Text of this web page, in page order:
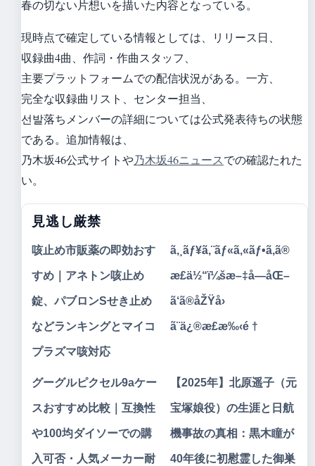
春の切ない片想いを描いた内容となっている。
現時点で確定している情報としては、リリース日、
収録曲4曲、作詞・作曲スタッフ、
主要プラットフォームでの配信状況がある。一方、
完全な収録曲リスト、センター担当、
선발落ちメンバーの詳細については公式発表待ちの状態
である。追加情報は、
乃木坂46公式サイトや乃木坂46ニュースでの確認たれた
い。
見逃し厳禁
咳止め市販薬の即効おす
すめ｜アネトン咳止め
錠、パブロンSせき止め
などランキングとマイコ
プラズマ咳対応
ã‚¸ãƒ¥ã‚¨ãƒ«ã‚«ãƒ•ã‚ã®
æ£ä½“ï¼šæ–‡å—åŒ–
ã‘ã®åŽŸå›
ã¨ä¿®æ£æ‰‹é †
グーグルピクセル9aケー
スおすすめ比較｜互換性
や100均ダイソーでの購
入可否・人気メーカー耐
【2025年】北原遥子（元
宝塚娘役）の生涯と日航
機事故の真相：黒木瞳が
40年後に初慰霊した御巣